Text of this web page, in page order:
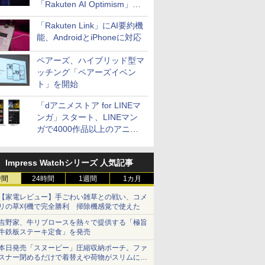
「Rakuten AI Optimism」三
木谷氏の基調講演
「Rakuten Link」にAI要約機
能、AndroidとiPhoneに対応
ペアーズ、ハイブリッド型マ
ッチング「ペアーズイベン
ト」を開始
「dアニメストア for LINEマ
ンガ」スタート、LINEマン
ガで4000作品以上のアニメ
Impress Watchシリーズ 人気記事
24時間 1週間 1カ月
家電レビュー】手ごわい雑草との戦い、コメ
の草刈機で完全勝利 掃除機感覚で使えた
野家、牛リブロースを熱々で提供する「極旨
鉄板ステーキ定食」を発売
日発売「スヌーピー」圧縮収納ポーチ。ファ
ナー閉めるだけで着替えや荷物がスリムにま